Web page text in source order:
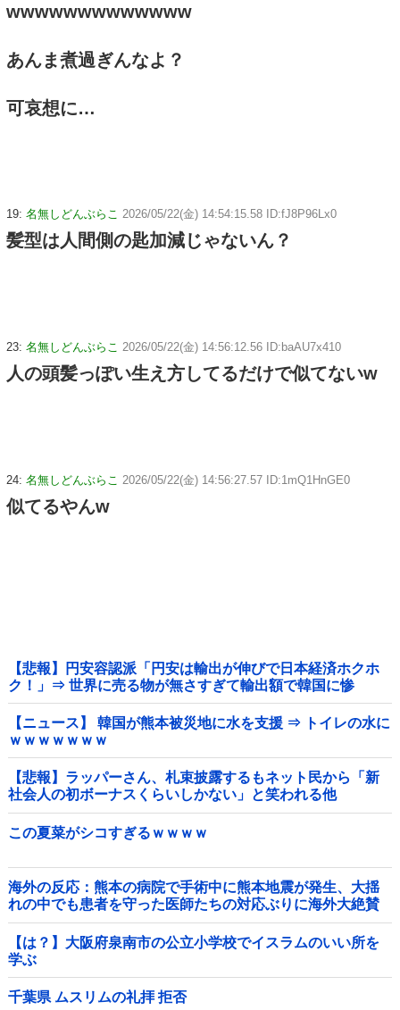
wwwwwwwwwwwww
あんま煮過ぎんなよ？
可哀想に…
19: 名無しどんぶらこ 2026/05/22(金) 14:54:15.58 ID:fJ8P96Lx0
髪型は人間側の匙加減じゃないん？
23: 名無しどんぶらこ 2026/05/22(金) 14:56:12.56 ID:baAU7x410
人の頭髪っぽい生え方してるだけで似てないw
24: 名無しどんぶらこ 2026/05/22(金) 14:56:27.57 ID:1mQ1HnGE0
似てるやんw
【悲報】円安容認派「円安は輸出が伸びで日本経済ホクホ
ク！」⇒ 世界に売る物が無さすぎて輸出額で韓国に惨
敗・・・
【ニュース】 韓国が熊本被災地に水を支援 ⇒ トイレの水に
ｗｗｗｗｗｗｗ
【悲報】ラッパーさん、札束披露するもネット民から「新
社会人の初ボーナスくらいしかない」と笑われる他
この夏菜がシコすぎるｗｗｗｗ
海外の反応：熊本の病院で手術中に熊本地震が発生、大揺
れの中でも患者を守った医師たちの対応ぶりに海外大絶賛
【は？】大阪府泉南市の公立小学校でイスラムのいい所を
学ぶ
千葉県 ムスリムの礼拝 拒否